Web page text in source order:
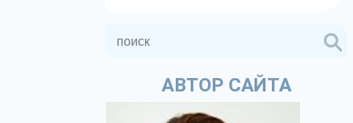
АВТОР САЙТА